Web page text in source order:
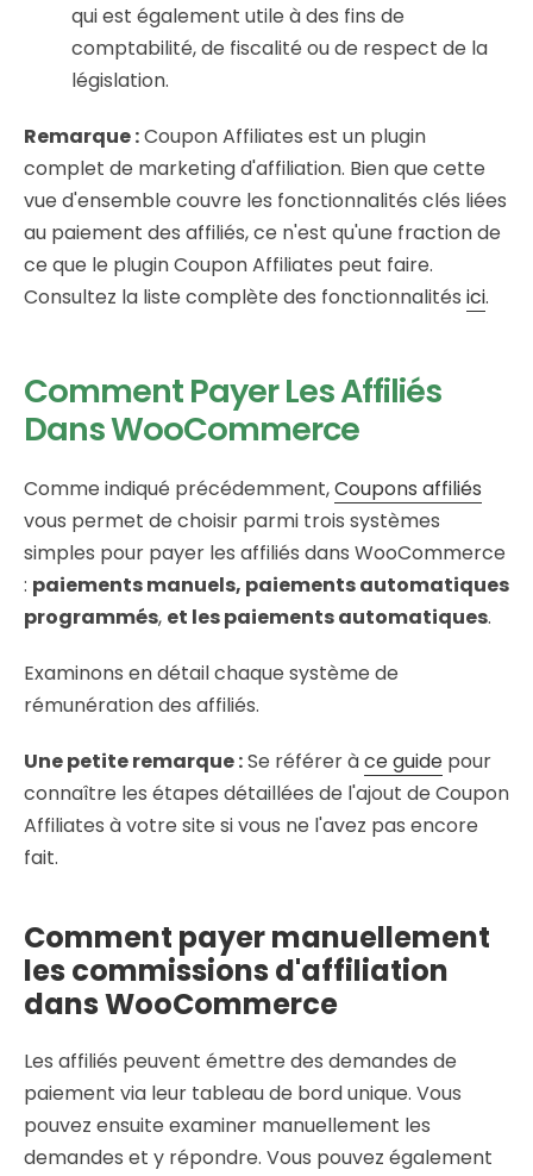
qui est également utile à des fins de
comptabilité, de fiscalité ou de respect de la
législation.
Remarque :Coupon Affiliates est un plugin
complet de marketing d'affiliation. Bien que cette
vue d'ensemble couvre les fonctionnalités clés liées
au paiement des affiliés, ce n'est qu'une fraction de
ce que le plugin Coupon Affiliates peut faire.
Consultez la liste complète des fonctionnalités ici.
Comment Payer Les Affiliés
Dans WooCommerce
Comme indiqué précédemment,Coupons affiliés
vous permet de choisir parmi trois systèmes
simples pour payer les affiliés dans WooCommerce
: paiements manuels, paiements automatiques
programmés, et les paiements automatiques.
Examinons en détail chaque système de
rémunération des affiliés.
Une petite remarque :Se référer àce guide pour
connaître les étapes détaillées de l'ajout de Coupon
Affiliates à votre site si vous ne l'avez pas encore
fait.
Comment payer manuellement
les commissions d'affiliation
dans WooCommerce
Les affiliés peuvent émettre des demandes de
paiement via leur tableau de bord unique. Vous
pouvez ensuite examiner manuellement les
demandes et y répondre. Vous pouvez également